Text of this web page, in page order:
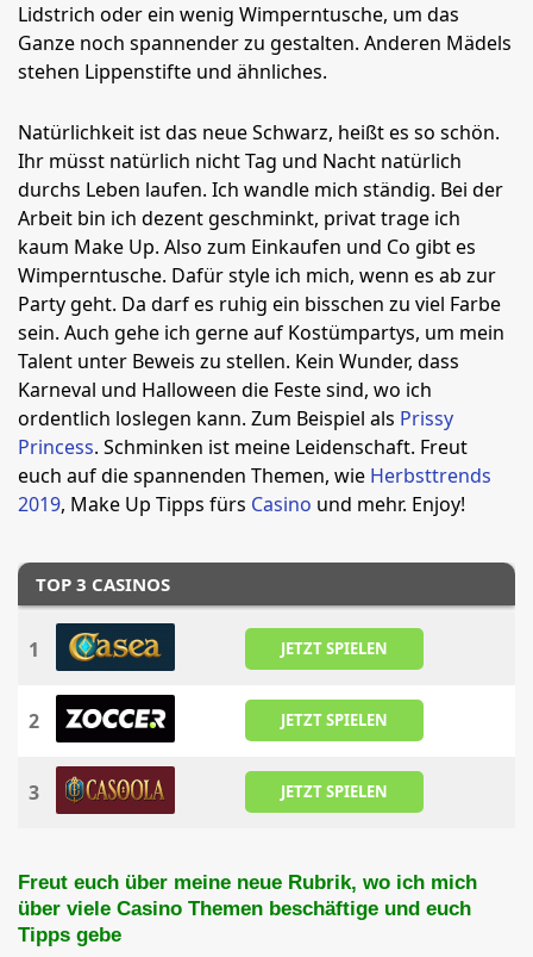
Lidstrich oder ein wenig Wimperntusche, um das
Ganze noch spannender zu gestalten. Anderen Mädels
stehen Lippenstifte und ähnliches.
Natürlichkeit ist das neue Schwarz, heißt es so schön.
Ihr müsst natürlich nicht Tag und Nacht natürlich
durchs Leben laufen. Ich wandle mich ständig. Bei der
Arbeit bin ich dezent geschminkt, privat trage ich
kaum Make Up. Also zum Einkaufen und Co gibt es
Wimperntusche. Dafür style ich mich, wenn es ab zur
Party geht. Da darf es ruhig ein bisschen zu viel Farbe
sein. Auch gehe ich gerne auf Kostümpartys, um mein
Talent unter Beweis zu stellen. Kein Wunder, dass
Karneval und Halloween die Feste sind, wo ich
ordentlich loslegen kann. Zum Beispiel als Prissy
Princess. Schminken ist meine Leidenschaft. Freut
euch auf die spannenden Themen, wie Herbsttrends
2019, Make Up Tipps fürs Casino und mehr. Enjoy!
TOP 3 CASINOS
1 JETZT SPIELEN
2 JETZT SPIELEN
3 JETZT SPIELEN
Freut euch über meine neue Rubrik, wo ich mich
über viele Casino Themen beschäftige und euch
Tipps gebe